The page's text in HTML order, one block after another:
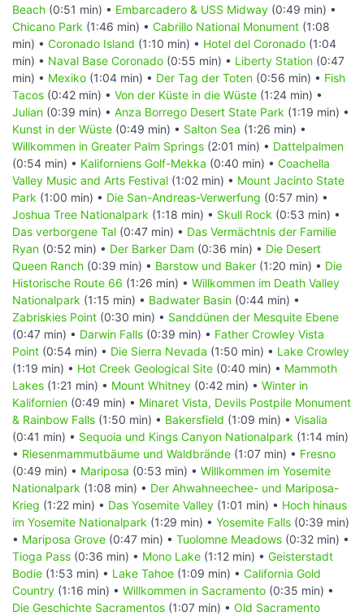
Beach (0:51 min) • Embarcadero & USS Midway (0:49 min) •
Chicano Park (1:46 min) • Cabrillo National Monument (1:08
min) • Coronado Island (1:10 min) • Hotel del Coronado (1:04
min) • Naval Base Coronado (0:55 min) • Liberty Station (0:47
min) • Mexiko (1:04 min) • Der Tag der Toten (0:56 min) • Fish
Tacos (0:42 min) • Von der Küste in die Wüste (1:24 min) •
Julian (0:39 min) • Anza Borrego Desert State Park (1:19 min) •
Kunst in der Wüste (0:49 min) • Salton Sea (1:26 min) •
Willkommen in Greater Palm Springs (2:01 min) • Dattelpalmen
(0:54 min) • Kaliforniens Golf-Mekka (0:40 min) • Coachella
Valley Music and Arts Festival (1:02 min) • Mount Jacinto State
Park (1:00 min) • Die San-Andreas-Verwerfung (0:57 min) •
Joshua Tree Nationalpark (1:18 min) • Skull Rock (0:53 min) •
Das verborgene Tal (0:47 min) • Das Vermächtnis der Familie
Ryan (0:52 min) • Der Barker Dam (0:36 min) • Die Desert
Queen Ranch (0:39 min) • Barstow und Baker (1:20 min) • Die
Historische Route 66 (1:26 min) • Willkommen im Death Valley
Nationalpark (1:15 min) • Badwater Basin (0:44 min) •
Zabriskies Point (0:30 min) • Sanddünen der Mesquite Ebene
(0:47 min) • Darwin Falls (0:39 min) • Father Crowley Vista
Point (0:54 min) • Die Sierra Nevada (1:50 min) • Lake Crowley
(1:19 min) • Hot Creek Geological Site (0:40 min) • Mammoth
Lakes (1:21 min) • Mount Whitney (0:42 min) • Winter in
Kalifornien (0:49 min) • Minaret Vista, Devils Postpile Monument
& Rainbow Falls (1:50 min) • Bakersfield (1:09 min) • Visalia
(0:41 min) • Sequoia und Kings Canyon Nationalpark (1:14 min)
• Riesenmammutbäume und Waldbrände (1:07 min) • Fresno
(0:49 min) • Mariposa (0:53 min) • Willkommen im Yosemite
Nationalpark (1:08 min) • Der Ahwahneechee- und Mariposa-
Krieg (1:22 min) • Das Yosemite Valley (1:01 min) • Hoch hinaus
im Yosemite Nationalpark (1:29 min) • Yosemite Falls (0:39 min)
• Mariposa Grove (0:47 min) • Tuolomne Meadows (0:32 min) •
Tioga Pass (0:36 min) • Mono Lake (1:12 min) • Geisterstadt
Bodie (1:53 min) • Lake Tahoe (1:09 min) • California Gold
Country (1:16 min) • Willkommen in Sacramento (0:35 min) •
Die Geschichte Sacramentos (1:07 min) • Old Sacramento